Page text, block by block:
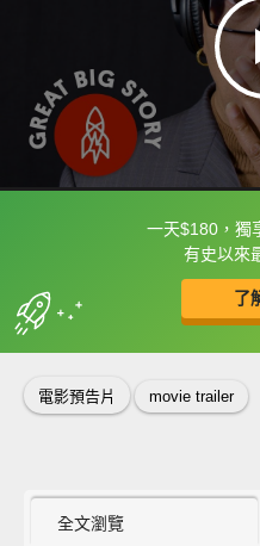
一天$180，獨
有史以來
了
框選或點兩下字
收錄佳句
電影預告片 movie trailer
全文瀏覽